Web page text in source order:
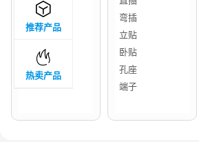

推荐产品

热卖产品